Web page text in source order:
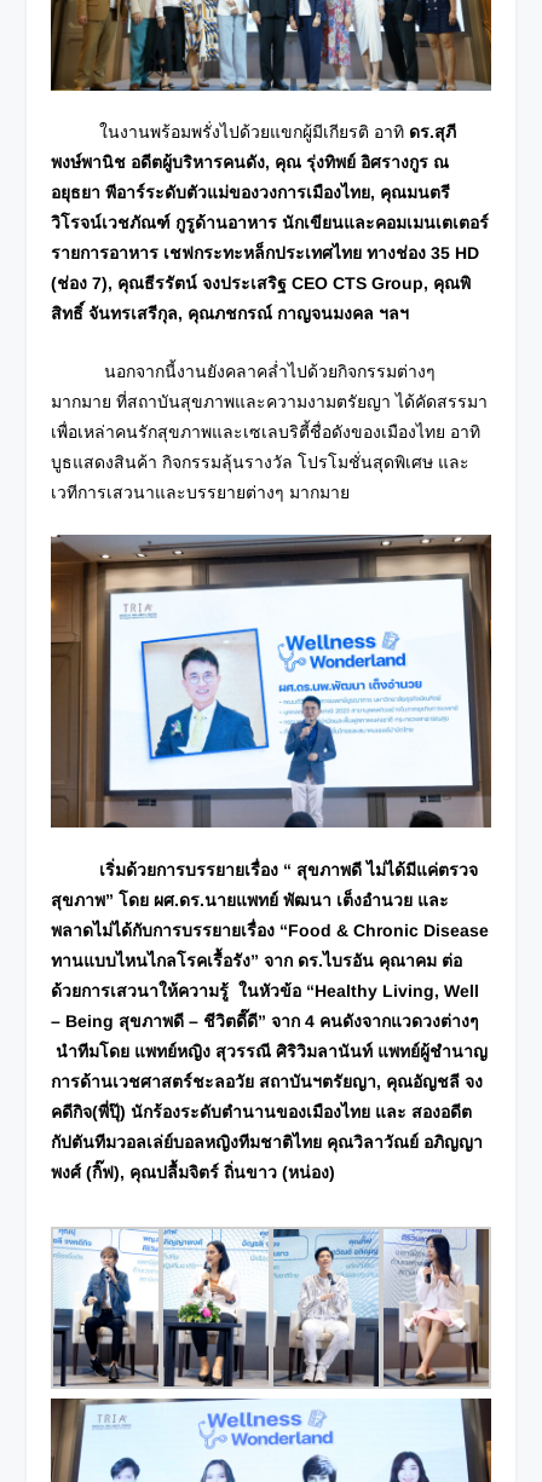
ในงานพร้อมพรั่งไปด้วยแขกผู้มีเกียรติ อาทิ ดร.สุภี
พงษ์พานิช อดีตผู้บริหารคนดัง, คุณ รุ่งทิพย์ อิศรางกูร ณ
อยุธยา พีอาร์ระดับตัวแม่ของวงการเมืองไทย, คุณมนตรี
วิโรจน์เวชภัณฑ์ กูรูด้านอาหาร นักเขียนและคอมเมนเตเตอร์
รายการอาหาร เชฟกระทะหล็กประเทศไทย ทางช่อง35 HD
(ช่อง 7), คุณธีรรัตน์ จงประเสริฐ CEO CTS Group, คุณพิ
สิทธิ์ จันทรเสรีกุล, คุณภชกรณ์ กาญจนมงคล ฯลฯ
นอกจากนี้งานยังคลาคล่ำไปด้วยกิจกรรมต่างๆ
มากมาย ที่สถาบันสุขภาพและความงามตรัยญา ได้คัดสรรมา
เพื่อเหล่าคนรักสุขภาพและเซเลบริตี้ชื่อดังของเมืองไทย อาทิ
บูธแสดงสินค้า กิจกรรมลุ้นรางวัล โปรโมชั่นสุดพิเศษ และ
เวทีการเสวนาและบรรยายต่างๆ มากมาย
เริ่มด้วยการบรรยายเรื่อง “ สุขภาพดี ไม่ได้มีแค่ตรวจ
สุขภาพ” โดย ผศ.ดร.นายแพทย์ พัฒนา เต็งอำนวย และ
พลาดไม่ได้กับการบรรยายเรื่อง “Food & Chronic Disease
ทานแบบไหนไกลโรคเรื้อรัง” จาก ดร.ไบรอัน คุณาคม ต่อ
ด้วยการเสวนาให้ความรู้ ในหัวข้อ “Healthy Living, Well
– Being สุขภาพดี – ชีวิตดี๊ดี” จาก 4 คนดังจากแวดวงต่างๆ
นำทีมโดย แพทย์หญิง สุวรรณี ศิริวิมลานันท์ แพทย์ผู้ชำนาญ
การด้านเวชศาสตร์ชะลอวัย สถาบันฯตรัยญา, คุณอัญชลี จง
คดีกิจ(พี่ปุ๊) นักร้องระดับตำนานของเมืองไทย และ สองอดีต
กัปตันทีมวอลเล่ย์บอลหญิงทีมชาติไทย คุณวิลาวัณย์ อภิญญา
พงศ์ (กิ๊ฟ), คุณปลื้มจิตร์ ถิ่นขาว (หน่อง)